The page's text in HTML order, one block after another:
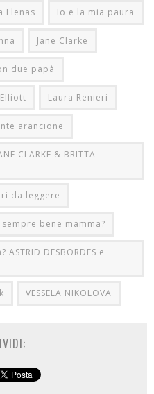
Llenas Io e la mia paura
Jane Clarke
due papà
Laura Renieri
arancione
CLARKE & BRITTA
da leggere
bene mamma?
DESBORDES e
VESSELA NIKOLOVA